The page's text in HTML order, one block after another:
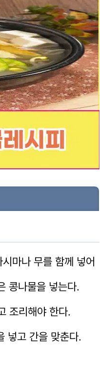
마나 무를 함께 넣어
콩나물을 넣는다.
조리해야 한다.
넣고 간을 맞춘다.